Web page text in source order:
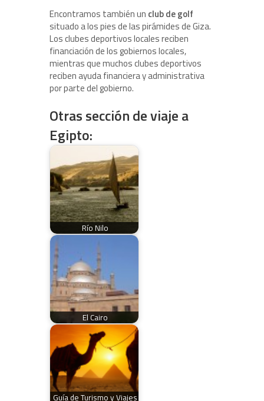
Encontramos también un club de golf
situado a los pies de las pirámides de Giza.
Los clubes deportivos locales reciben
financiación de los gobiernos locales,
mientras que muchos clubes deportivos
reciben ayuda financiera y administrativa
por parte del gobierno.
Otras sección de viaje a
Egipto:
Río Nilo
El Cairo
Guía de Turismo y Viajes